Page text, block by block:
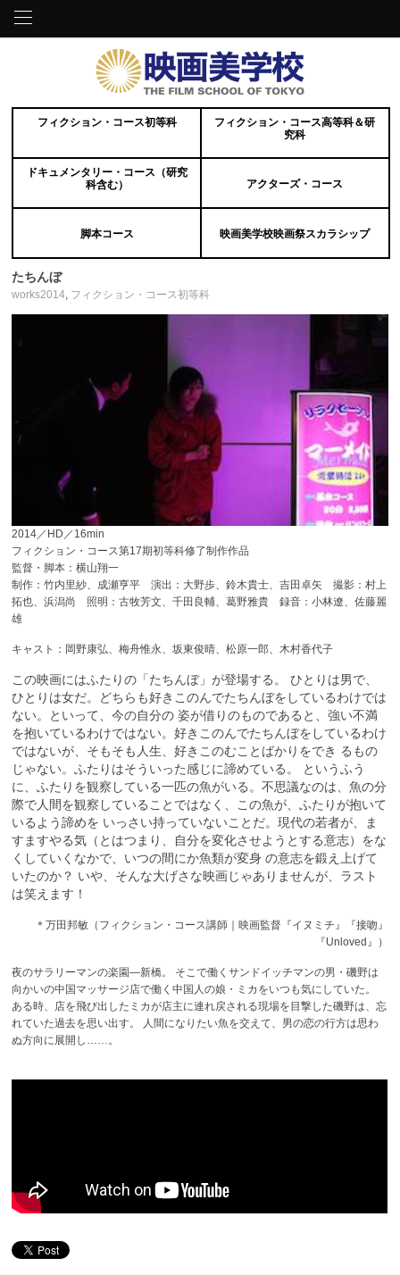
フィクション・コース初等科
フィクション・コース高等科＆研
究科
ドキュメンタリー・コース（研究
科含む）
アクターズ・コース
脚本コース 映画美学校映画祭スカラシップ
たちんぼ
works2014 フィクション・コース初等科
2014／HD／16min
フィクション・コース第17期初等科修了制作作品
監督・脚本：横山翔一
制作：竹内里紗、成瀬亨平 演出：大野歩、鈴木貴士、吉田卓矢 撮影：村上
拓也、浜潟尚 照明：古牧芳文、千田良輔、葛野雅貴 録音：小林遼、佐藤麗
雄
キャスト：岡野康弘、梅舟惟永、坂東俊晴、松原一郎、木村香代子
この映画にはふたりの「たちんぼ」が登場する。 ひとりは男で、
ひとりは女だ。どちらも好きこのんでたちんぼをしているわけでは
ない。といって、今の自分の 姿が借りのものであると、強い不満
を抱いているわけではない。好きこのんでたちんぼをしているわけ
ではないが、そもそも人生、好きこのむことばかりをでき るもの
じゃない。ふたりはそういった感じに諦めている。 というふう
に、ふたりを観察している一匹の魚がいる。不思議なのは、魚の分
際で人間を観察していることではなく、この魚が、ふたりが抱いて
いるよう諦めを いっさい持っていないことだ。現代の若者が、ま
すますやる気（とはつまり、自分を変化させようとする意志）をな
くしていくなかで、いつの間にか魚類が変身 の意志を鍛え上げて
いたのか？ いや、そんな大げさな映画じゃありませんが、ラスト
は笑えます！
＊万田邦敏（フィクション・コース講師｜映画監督『イヌミチ』『接吻』
『Unloved』）
夜のサラリーマンの楽園―新橋。 そこで働くサンドイッチマンの男・磯野は
向かいの中国マッサージ店で働く中国人の娘・ミカをいつも気にしていた。
ある時、店を飛び出したミカが店主に連れ戻される現場を目撃した磯野は、忘
れていた過去を思い出す。 人間になりたい魚を交えて、男の恋の行方は思わ
ぬ方向に展開し……。